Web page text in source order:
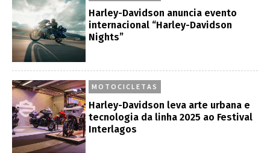
Harley-Davidson anuncia evento
internacional “Harley-Davidson
Nights”
MOTOCICLETAS
Harley-Davidson leva arte urbana e
tecnologia da linha 2025 ao Festival
Interlagos